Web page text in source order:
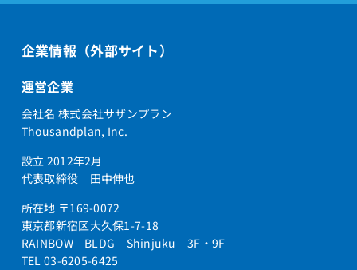
企業情報（外部サイト）
運営企業
会社名 株式会社サザンプラン
Thousandplan, Inc.
設立 2012年2月
代表取締役 田中伸也
所在地 〒169-0072
東京都新宿区大久保1-7-18
RAINBOW BLDG Shinjuku 3F・9F
TEL 03-6205-6425